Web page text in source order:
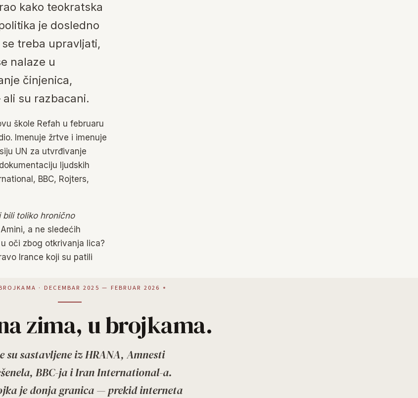
kako teokratska
je dosledno
treba upravljati,
nalaze u
činjenica,
su razbacani.
škole Refah u februaru
Imenuje žrtve i imenuje
UN za utvrđivanje
ljudskih
BBC, Rojters,
bili toliko hronično
a ne sledećih
oči zbog otkrivanja lica?
Irance koji su patili
· DECEMBAR 2025 — FEBRUAR 2026
zima, u brojkama.
su sastavljene iz HRANA, Amnesti
BBC-ja i Iran International-a.
je donja granica — prekid interneta